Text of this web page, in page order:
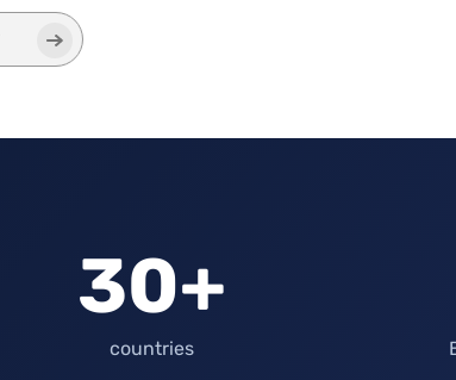
30+
countries